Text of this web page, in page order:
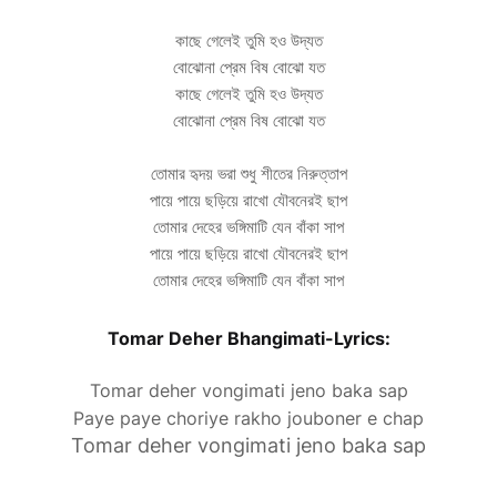
কাছে গেলেই তুমি হও উদ্যত
বোঝোনা প্রেম বিষ বোঝো যত
কাছে গেলেই তুমি হও উদ্যত
বোঝোনা প্রেম বিষ বোঝো যত
তোমার হৃদয় ভরা শুধু শীতের নিরুত্তাপ
পায়ে পায়ে ছড়িয়ে রাখো যৌবনেরই ছাপ
তোমার দেহের ভঙ্গিমাটি যেন বাঁকা সাপ
পায়ে পায়ে ছড়িয়ে রাখো যৌবনেরই ছাপ
তোমার দেহের ভঙ্গিমাটি যেন বাঁকা সাপ
Tomar Deher Bhangimati-Lyrics:
Tomar deher vongimati jeno baka sap
Paye paye choriye rakho jouboner e chap
Tomar deher vongimati jeno baka sap